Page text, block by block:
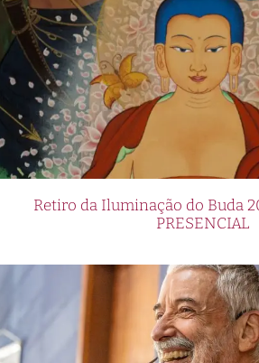
Retiro da Iluminação do Buda
PRESENCIAL